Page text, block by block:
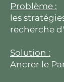
Problème :
les
recherche
Solution :
Ancrer le